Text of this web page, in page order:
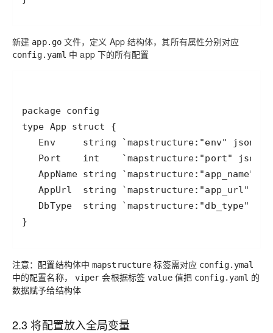
新建 app.go文件，定义 App 结构体，其所有属性分别对应
config.yaml 中 app 下的所有配置
注意：配置结构体中mapstructure 标签需对应 config.ymal
中的配置名称， viper 会根据标签value值把 config.yaml 的
数据赋予给结构体
2.3 将配置放入全局变量